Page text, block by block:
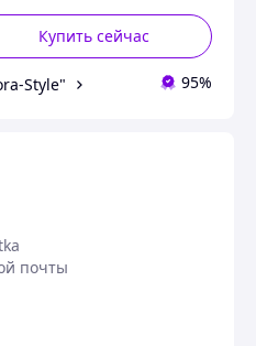
Купить сейчас
Style" 95%
почты